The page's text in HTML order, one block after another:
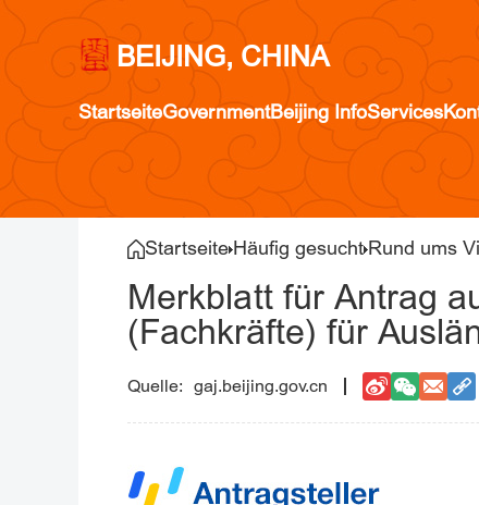
BEIJING, CHINA
StartseiteGovernmentBeijing InfoServices
Startseite Häufig gesucht Rund ums
Merkblatt für Antrag
(Fachkräfte) für
gaj.beijing.gov.cn